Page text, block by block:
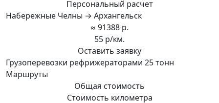
Персональный расчет
Набережные Челны → Архангельск
≈ 91388 р.
55 р/км.
Оставить заявку
Грузоперевозки рефрижераторами 25 тонн
Маршруты
Общая стоимость
Стоимость километра